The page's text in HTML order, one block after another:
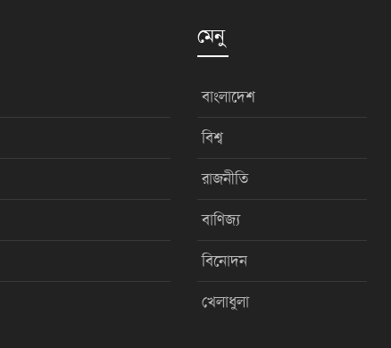
মেনু
বাংলাদেশ
বিশ্ব
রাজনীতি
বাণিজ্য
বিনোদন
খেলাধুলা